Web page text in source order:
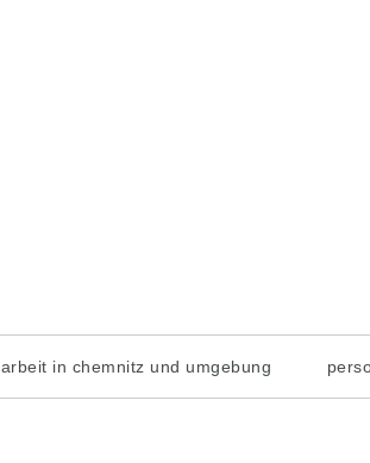
arbeit in chemnitz und umgebung